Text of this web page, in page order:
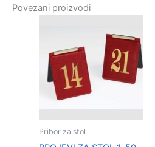
Povezani proizvodi
Pribor za stol